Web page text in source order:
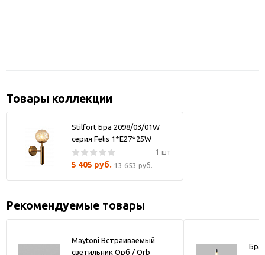
Товары коллекции
Stilfort Бра 2098/03/01W
серия Felis 1*E27*25W
1 шт
5 405 руб. 13 653 руб.
Рекомендуемые товары
Maytoni Встраиваемый
светильник Орб / Orb
Бра